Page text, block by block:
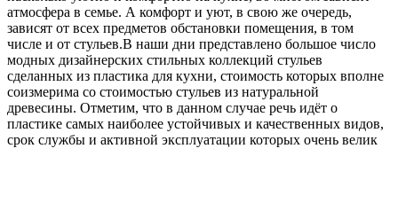
атмосфера в семье. А комфорт и уют, в свою же очередь,
зависят от всех предметов обстановки помещения, в том
числе и от стульев.В наши дни представлено большое число
модных дизайнерских стильных коллекций стульев
сделанных из пластика для кухни, стоимость которых вполне
соизмерима со стоимостью стульев из натуральной
древесины. Отметим, что в данном случае речь идёт о
пластике самых наиболее устойчивых и качественных видов,
срок службы и активной эксплуатации которых очень велик